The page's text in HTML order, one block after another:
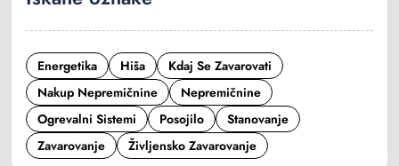
Energetika Hiša
Kdaj Se Zavarovati
Nakup Nepremičnine
Nepremičnine
Ogrevalni Sistemi
Posojilo
Stanovanje
Zavarovanje
Življensko Zavarovanje